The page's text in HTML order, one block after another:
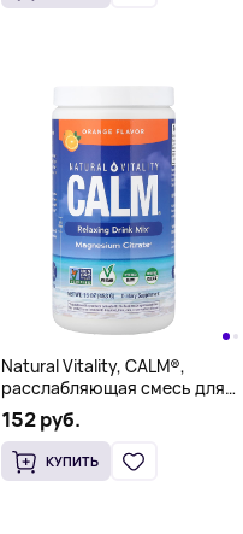
Natural Vitality, CALM®,
расслабляющая смесь для
приготовления напитка, со
вкусом апельсина, 453 г (16
унций)
152 руб.
КУПИТЬ